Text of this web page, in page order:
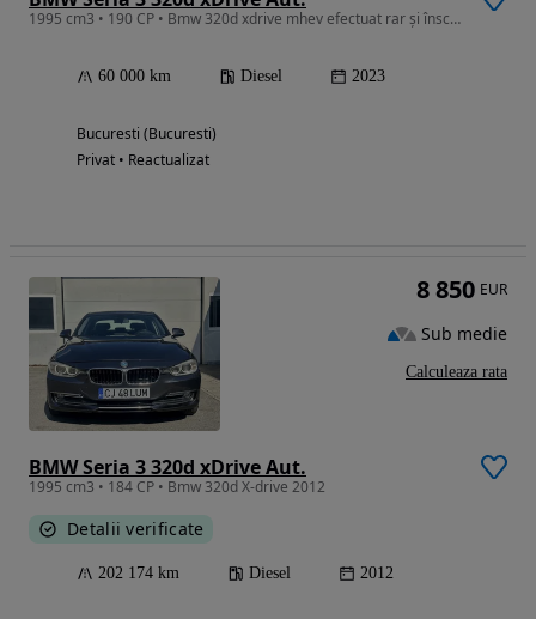
1995 cm3 • 190 CP • Bmw 320d xdrive mhev efectuat rar și înscris
60 000 km Diesel 2023
Bucuresti (Bucuresti)
Privat • Reactualizat
BMW Seria 3 320d xDrive Aut.
1995 cm3 • 184 CP • Bmw 320d X-drive 2012
Detalii verificate
202 174 km Diesel 2012
8 850 EUR
Sub medie
Calculeaza rata